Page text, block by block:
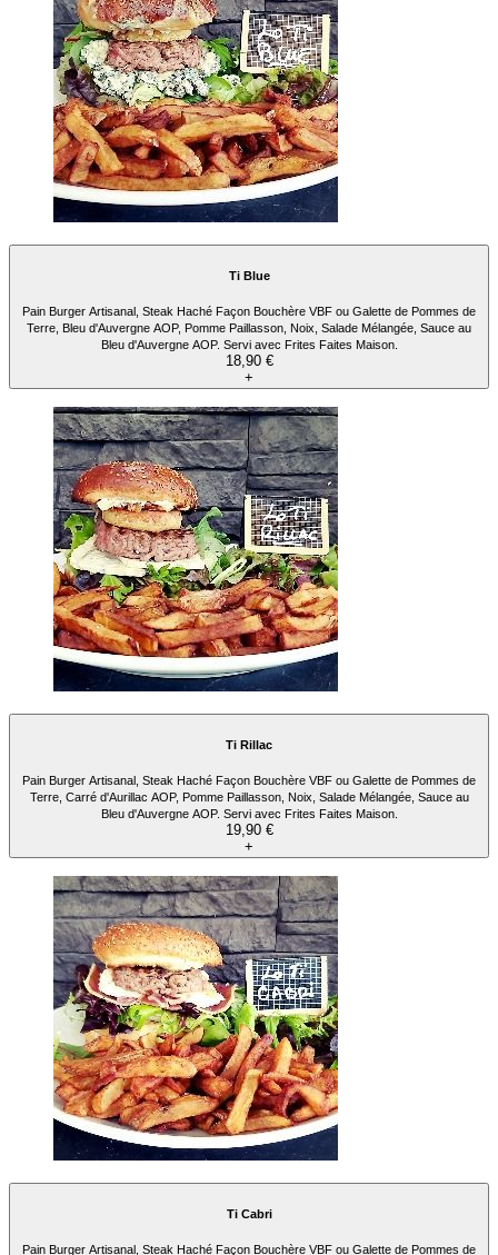
Ti Blue
Pain Burger Artisanal, Steak Haché Façon Bouchère VBF ou Galette de Pommes de
Terre, Bleu d'Auvergne AOP, Pomme Paillasson, Noix, Salade Mélangée, Sauce au
Bleu d'Auvergne AOP. Servi avec Frites Faites Maison.
18,90 €
+
Ti Rillac
Pain Burger Artisanal, Steak Haché Façon Bouchère VBF ou Galette de Pommes de
Terre, Carré d'Aurillac AOP, Pomme Paillasson, Noix, Salade Mélangée, Sauce au
Bleu d'Auvergne AOP. Servi avec Frites Faites Maison.
19,90 €
+
Ti Cabri
Pain Burger Artisanal, Steak Haché Façon Bouchère VBF ou Galette de Pommes de